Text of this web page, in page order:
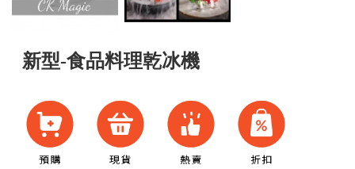
新型-食品料理乾冰機